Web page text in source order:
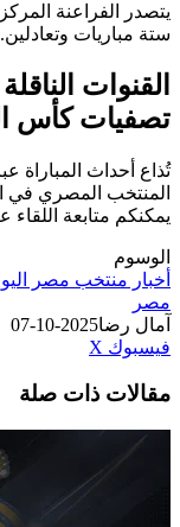
ستة مباريات وتعادلين.
القنوات
تصفيات كأس
يمكنكم متابعة
الوسوم
أخبار منتخب مصر
مصر
آمال رضا2025-10-07
فيسبوك ‫X
البريد
مقالات ذات صلة